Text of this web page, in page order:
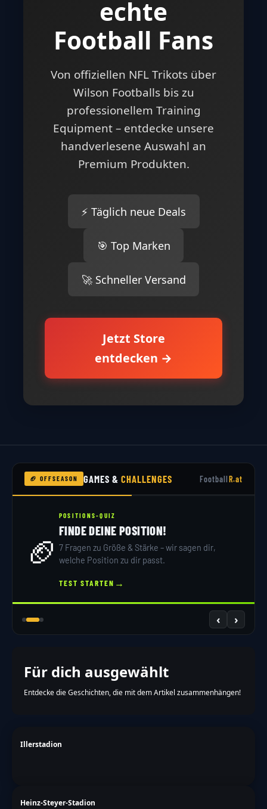
echte
Football Fans
Von offiziellen NFL Trikots über
Wilson Footballs bis zu
professionellem Training
Equipment – entdecke unsere
handverlesene Auswahl an
Premium Produkten.
⚡ Täglich neue Deals
🎯 Top Marken
🚀 Schneller Versand
Jetzt Store
entdecken →
🏈 OFFSEASON GAMES &CHALLENGES FootballR.at
🏈
POSITIONS-QUIZ
FINDE DEINE POSITION!
7 Fragen zu Größe & Stärke – wir sagen dir,
welche Position zu dir passt.
TEST STARTEN →
‹ ›
Für dich ausgewählt
Entdecke die Geschichten, die mit dem Artikel zusammenhängen!
Illerstadion
Heinz-Steyer-Stadion